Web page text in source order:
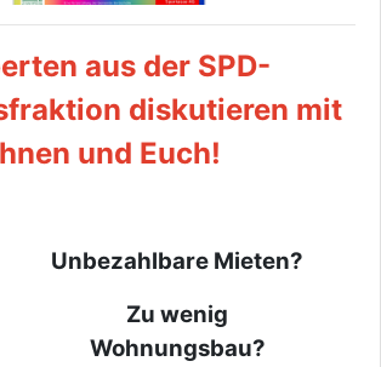
aus der SPD-
diskutieren mit
und Euch!
Unbezahlbare Mieten?
Zu wenig
Wohnungsbau?